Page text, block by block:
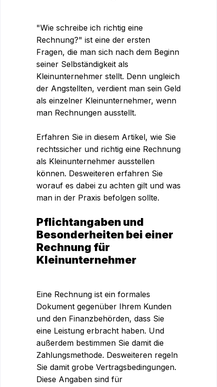
"Wie schreibe ich richtig eine
Rechnung?" ist eine der ersten
Fragen, die man sich nach dem Beginn
seiner Selbständigkeit als
Kleinunternehmer stellt. Denn ungleich
der Angstellten, verdient man sein Geld
als einzelner Kleinunternehmer, wenn
man Rechnungen ausstellt.
Erfahren Sie in diesem Artikel, wie Sie
rechtssicher und richtig eine Rechnung
als Kleinunternehmer ausstellen
können. Desweiteren erfahren Sie
worauf es dabei zu achten gilt und was
man in der Praxis befolgen sollte.
Pflichtangaben und
Besonderheiten bei einer
Rechnung für
Kleinunternehmer
Eine Rechnung ist ein formales
Dokument gegenüber Ihrem Kunden
und den Finanzbehörden, dass Sie
eine Leistung erbracht haben. Und
außerdem bestimmen Sie damit die
Zahlungsmethode. Desweiteren regeln
Sie damit grobe Vertragsbedingungen.
Diese Angaben sind für